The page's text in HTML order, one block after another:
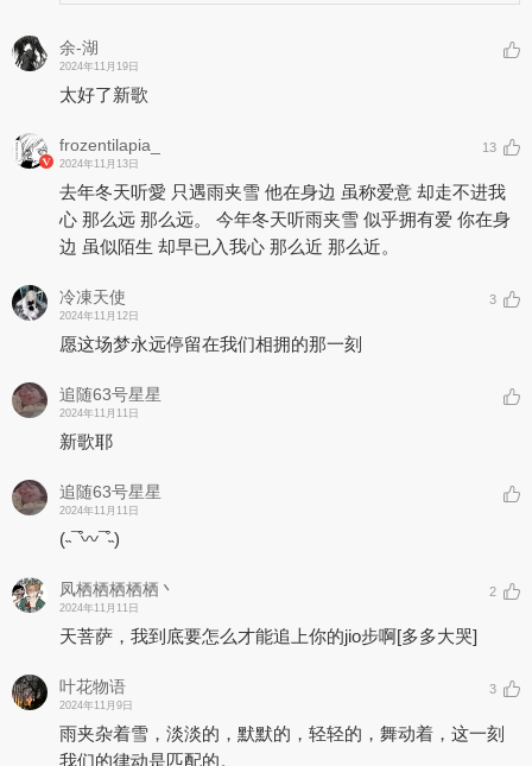
余-湖
2024年11月19日
太好了新歌
frozentilapia_
2024年11月13日
13
去年冬天听愛 只遇雨夹雪 他在身边 虽称爱意 却走不进我
心 那么远 那么远。 今年冬天听雨夹雪 似乎拥有爱 你在身
边 虽似陌生 却早已入我心 那么近 那么近。
冷凍天使
2024年11月12日
3
愿这场梦永远停留在我们相拥的那一刻
追随63号星星
2024年11月11日
新歌耶
追随63号星星
2024年11月11日
(˵¯͒〰¯͒˵)
凤栖栖栖栖栖丶
2024年11月11日
2
天菩萨，我到底要怎么才能追上你的jio步啊[多多大哭]
叶花物语
2024年11月9日
3
雨夹杂着雪，淡淡的，默默的，轻轻的，舞动着，这一刻
我们的律动是匹配的。